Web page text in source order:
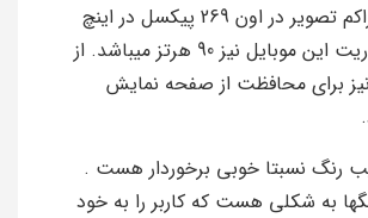
تصویر 720 و تراکم تصویر در اون 269 پیکسل در اینچ
میباشد .رفرش ریت این موبایل نیز 90 هرتز میباشد. از
گوریلا گلس 3 نیز برای محافظت از صفحه نمایش
رنگ نسبتا خوبی برخوردار هست .
به شکلی هست که کاربر را به خود